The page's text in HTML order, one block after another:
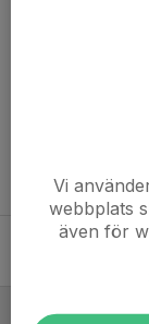
Tidigare
21 aug
Vi
webbplats
även för